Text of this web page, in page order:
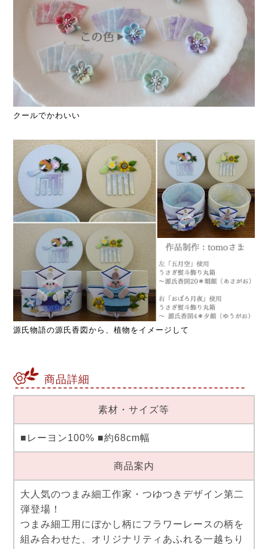
クールでかわいい
源氏物語の源氏香図から、植物をイメージして
商品詳細
素材・サイズ等
■レーヨン100% ■約68cm幅
商品案内
大人気のつまみ細工作家・つゆつきデザイン第二
弾登場！
つまみ細工用にぼかし柄にフラワーレースの柄を
組み合わせた、オリジナリティあふれる一越ちり